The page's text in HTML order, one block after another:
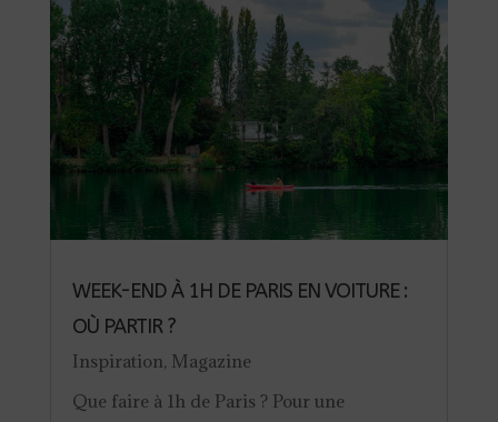
WEEK-END À 1H DE PARIS EN VOITURE :
OÙ PARTIR ?
Inspiration, Magazine
Que faire à 1h de Paris ? Pour une